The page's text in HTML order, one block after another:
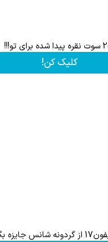
سرمایه گذاری میکنی هم نقره
با خرید اول از گریم 200 سوت هدیه بگیر